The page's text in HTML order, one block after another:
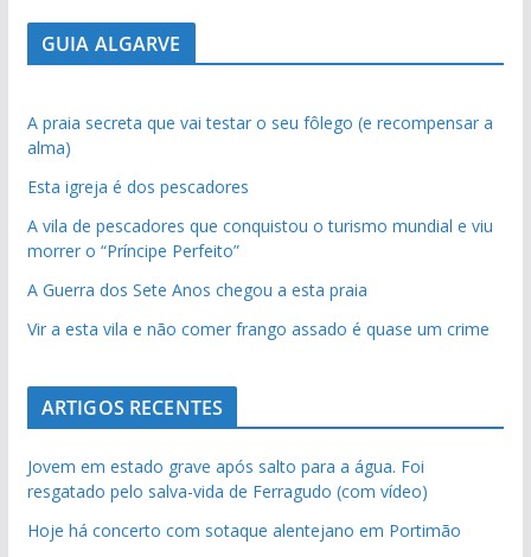
GUIA ALGARVE
A praia secreta que vai testar o seu fôlego (e recompensar a
alma)
Esta igreja é dos pescadores
A vila de pescadores que conquistou o turismo mundial e viu
morrer o “Príncipe Perfeito”
A Guerra dos Sete Anos chegou a esta praia
Vir a esta vila e não comer frango assado é quase um crime
ARTIGOS RECENTES
Jovem em estado grave após salto para a água. Foi
resgatado pelo salva-vida de Ferragudo (com vídeo)
Hoje há concerto com sotaque alentejano em Portimão